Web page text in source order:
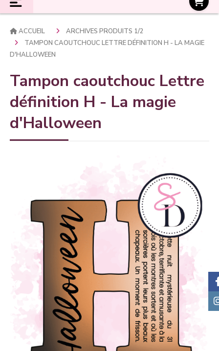
ACCUEIL
ARCHIVES PRODUITS 1/2
TAMPON CAOUTCHOUC LETTRE DÉFINITION H - LA MAGIE
D'HALLOWEEN
Tampon caoutchouc Lettre
définition H - La magie
d'Halloween